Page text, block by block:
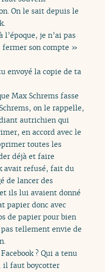
On le sait depuis le
l’époque, je n’ai pas
son compte »
envoyé la copie de ta
Max Schrems fasse
on le rappelle,
autrichien qui
en accord avec le
toutes les
déjà et faire
avait refusé, fait du
de lancer des
ils lui avaient donné
papier donc avec
de papier pour bien
tellement envie de
? Qui a tenu
il faut boycotter